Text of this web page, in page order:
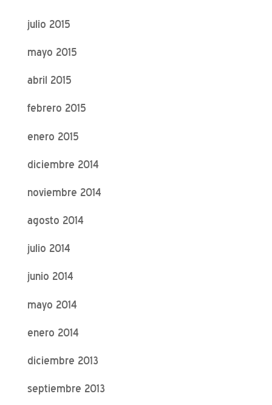
julio 2015
mayo 2015
abril 2015
febrero 2015
enero 2015
diciembre 2014
noviembre 2014
agosto 2014
julio 2014
junio 2014
mayo 2014
enero 2014
diciembre 2013
septiembre 2013